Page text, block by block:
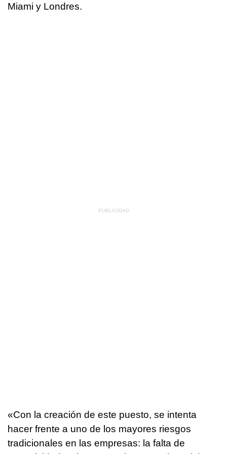
Miami y Londres.
«Con la creación de este puesto, se intenta
hacer frente a uno de los mayores riesgos
tradicionales en las empresas: la falta de